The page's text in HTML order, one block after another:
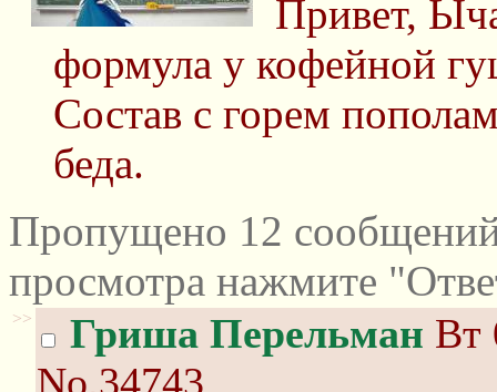
Привет,
формула у кофейной
Состав с горем
беда.
Пропущено 12
просмотра нажмите
>> Гриша Перельман Вт
No.34743